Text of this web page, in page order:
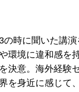
の時に聞いた講
環境に違和感を
決意。海外経験
を身近に感じて